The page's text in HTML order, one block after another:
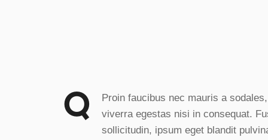
Q
Proin faucibus nec mauris a
viverra egestas nisi in consequat.
sollicitudin, ipsum eget blandit